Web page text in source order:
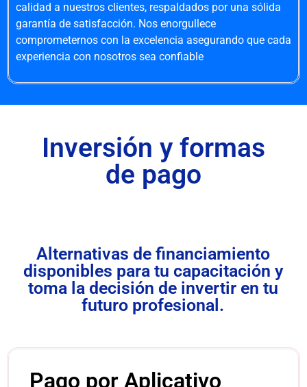
calidad a nuestros clientes, respaldados por una sólida
garantía de satisfacción. Nos enorgullece
comprometernos con la excelencia asegurando que cada
experiencia con nosotros sea confiable
Inversión y formas
de pago
Alternativas de financiamiento
disponibles para tu capacitación y
toma la decisión de invertir en tu
futuro profesional.
Pago por Aplicativo